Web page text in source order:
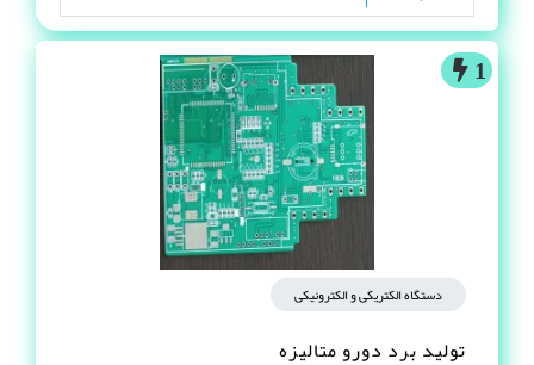
1
دستگاه الکتریکی و الکترونیکی
تولید برد دورو متالیزه